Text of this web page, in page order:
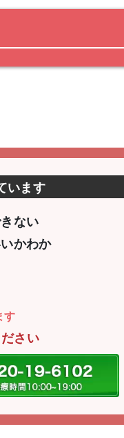
います
ない
かわか
す
さい